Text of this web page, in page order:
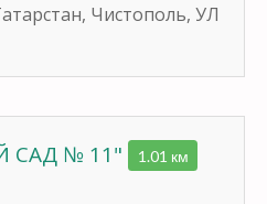
Чистополь, УЛ
САД № 11" 1.01 км